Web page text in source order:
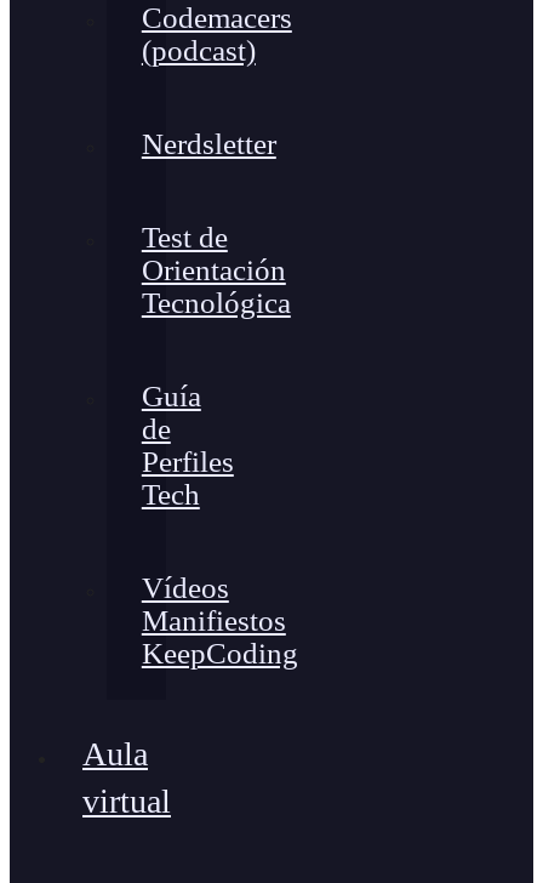
Codemacers
(podcast)
Nerdsletter
Test de
Orientación
Tecnológica
Guía
de
Perfiles
Tech
Vídeos
Manifiestos
KeepCoding
Aula
virtual